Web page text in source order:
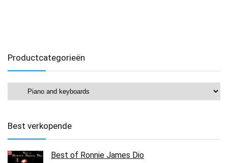
Productcategorieën
Best verkopende
Best of Ronnie James Dio